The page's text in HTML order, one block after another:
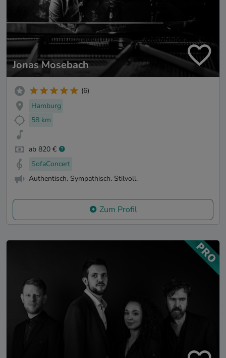
Jonas Mosebach
(6)
Hamburg
58 km
ab 820 €
SofaConcert
Authentisch. Sympathisch. Stilvoll.
Zum Profil